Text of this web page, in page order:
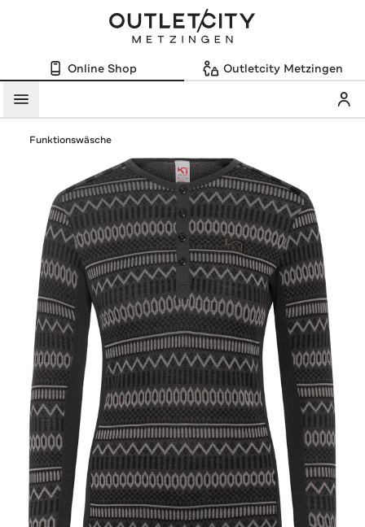
Online Shop Outletcity Metzingen
Menü
Funktionswäsche